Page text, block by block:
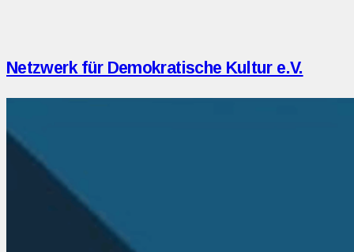
Netzwerk für Demokratische Kultur e.V.